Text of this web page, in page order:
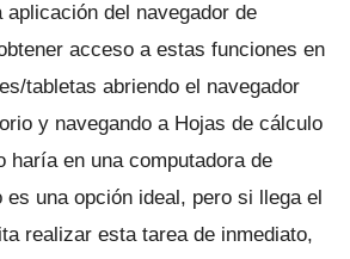
del navegador de
acceso a estas funciones en
tabletas abriendo el navegador
y navegando a Hojas de cálculo
haría en una computadora de
es una opción ideal, pero si llega el
realizar esta tarea de inmediato,